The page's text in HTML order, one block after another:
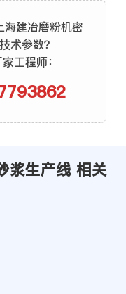
海建冶磨粉机密
术参数？
工程师：
浆生产线 相关